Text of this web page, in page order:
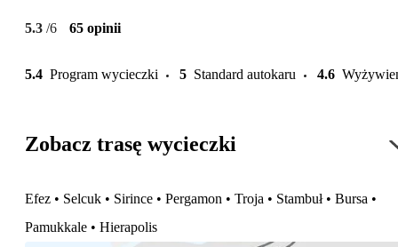
5.3 /6 65 opinii
5.4 Program wycieczki 5 Standard autokaru 4.6
Zobacz trasę wycieczki
Efez • Selcuk • Sirince • Pergamon • Troja • Stambuł • Bursa •
Pamukkale • Hierapolis